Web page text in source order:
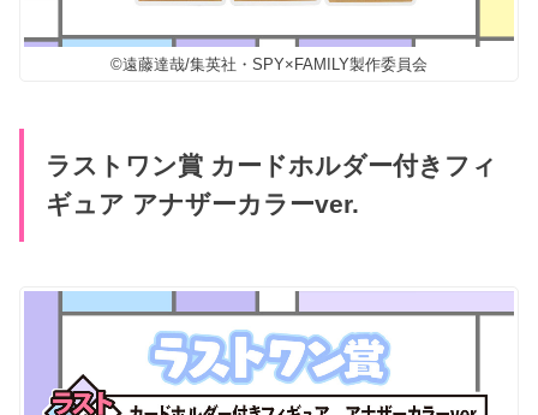
©遠藤達哉/集英社・SPY×FAMILY製作委員会
ラストワン賞 カードホルダー付きフィ
ギュア アナザーカラーver.